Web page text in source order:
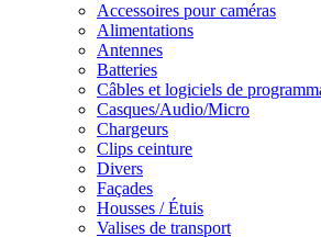
Accessoires pour caméras
Alimentations
Antennes
Batteries
Câbles et logiciels de
Casques/Audio/Micro
Chargeurs
Clips ceinture
Divers
Façades
Housses / Étuis
Valises de transport